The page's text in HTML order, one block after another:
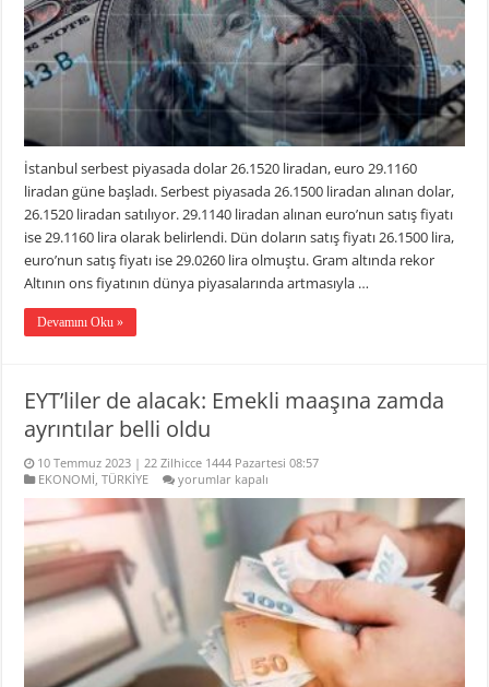
İstanbul serbest piyasada dolar 26.1520 liradan, euro 29.1160
liradan güne başladı. Serbest piyasada 26.1500 liradan alınan dolar,
26.1520 liradan satılıyor. 29.1140 liradan alınan euro’nun satış fiyatı
ise 29.1160 lira olarak belirlendi. Dün doların satış fiyatı 26.1500 lira,
euro’nun satış fiyatı ise 29.0260 lira olmuştu. Gram altında rekor
Altının ons fiyatının dünya piyasalarında artmasıyla …
Devamını Oku »
EYT’liler de alacak: Emekli maaşına zamda
ayrıntılar belli oldu
10 Temmuz 2023 | 22 Zilhicce 1444 Pazartesi 08:57
EKONOMİ ,TÜRKİYE
EYT’liler
alacak:
Emekli
maaşına
ayrıntılar
oldu
yorumlar kapalı